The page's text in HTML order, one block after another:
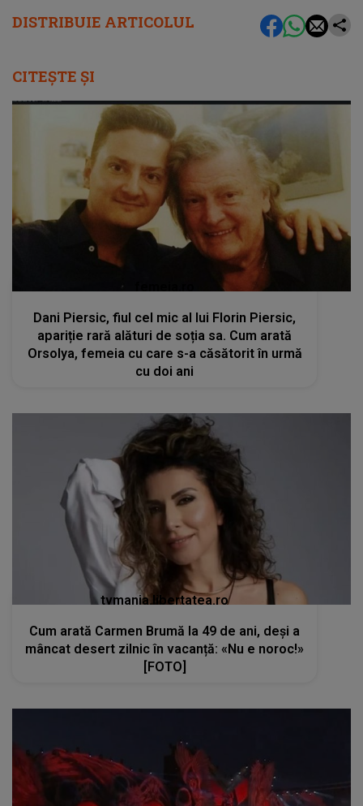
DISTRIBUIE ARTICOLUL
CITEȘTE ȘI
Dani Piersic, fiul cel mic al lui Florin Piersic,
apariție rară alături de soția sa. Cum arată
Orsolya, femeia cu care s-a căsătorit în urmă
cu doi ani
tvmania.libertatea.ro
Cum arată Carmen Brumă la 49 de ani, deși a
mâncat desert zilnic în vacanță: «Nu e noroc!»
[FOTO]